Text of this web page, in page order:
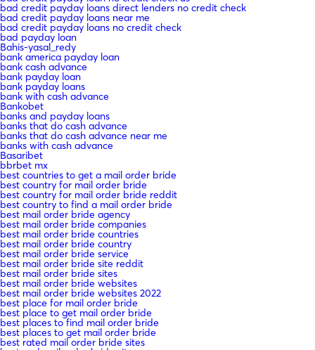
bad credit payday loans direct lenders no credit check
bad credit payday loans near me
bad credit payday loans no credit check
bad payday loan
Bahis-yasal_redy
bank america payday loan
bank cash advance
bank payday loan
bank payday loans
bank with cash advance
Bankobet
banks and payday loans
banks that do cash advance
banks that do cash advance near me
banks with cash advance
Basaribet
bbrbet mx
best countries to get a mail order bride
best country for mail order bride
best country for mail order bride reddit
best country to find a mail order bride
best mail order bride agency
best mail order bride companies
best mail order bride countries
best mail order bride country
best mail order bride service
best mail order bride site reddit
best mail order bride sites
best mail order bride websites
best mail order bride websites 2022
best place for mail order bride
best place to get mail order bride
best places to find mail order bride
best places to get mail order bride
best rated mail order bride sites